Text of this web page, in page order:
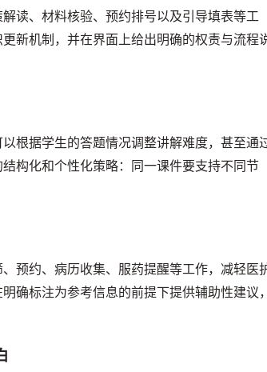
读、材料核验、预约排号以及引导填表等工
新机制，并在界面上给出明确的权责与流程
根据学生的答题情况调整讲解难度，甚至通
构化和个性化策略：同一课件要支持不同节
预约、病历收集、服药提醒等工作，减轻医
确标注为参考信息的前提下提供辅助性建议